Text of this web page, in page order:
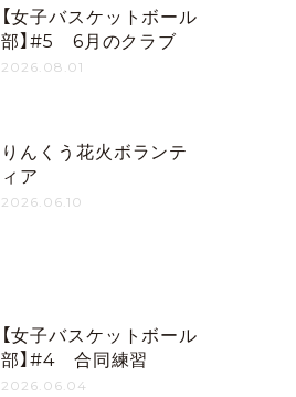
【女子バスケットボール
部】#5 6月のクラブ
2026.08.01
りんくう花火ボランテ
ィア
2026.06.10
【女子バスケットボール
部】#4 合同練習
2026.06.04